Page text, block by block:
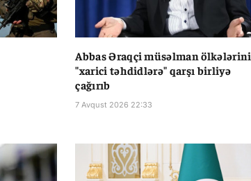
Abbas Əraqçi müsəlman ölkələrini
"xarici təhdidlərə" qarşı birliyə
çağırıb
7 Avqust 2026 22:33